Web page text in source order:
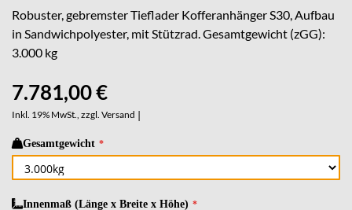
beginning
of
the
images
Robuster, gebremster Tieflader Kofferanhänger S30, Aufbau
in Sandwichpolyester, mit Stützrad. Gesamtgewicht (zGG):
3.000 kg
7.781,00 €
Inkl. 19% MwSt., zzgl. Versand |
Gesamtgewicht
Innenmaß (Länge x Breite x Höhe)